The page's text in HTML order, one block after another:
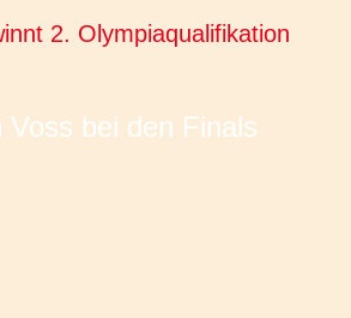
2. Olympiaqualifikation